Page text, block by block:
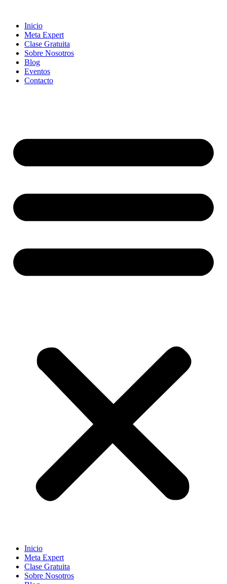
contentInicio
Meta Expert
Clase Gratuita
Sobre Nosotros
Blog
Eventos
Contacto
Inicio
Meta Expert
Clase Gratuita
Sobre Nosotros